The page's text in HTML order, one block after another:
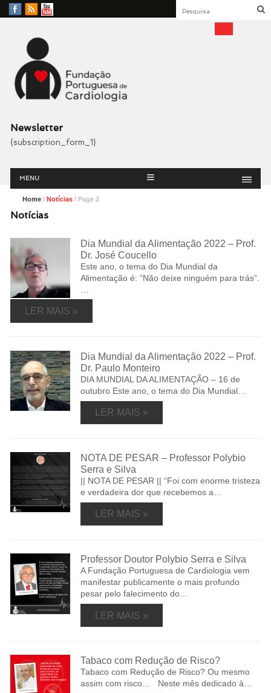
Facebook
RSS
YouTube
Fundação Portuguesa
Cardiologia
Newsletter
{subscription_form_1}
Menu
MENU
Home/ Notícias/ Page 2
Notícias
Dia Mundial da Alimentação 2022 – Prof.
Dr. José Coucello
Este ano, o tema do Dia Mundial da
Alimentação é: “Não deixe ninguém para trás”.
LER MAIS »
Dia Mundial da Alimentação 2022 – Prof.
Dr. Paulo Monteiro
DIA MUNDIAL DA ALIMENTAÇÃO – 16 de
outubro Este ano, o tema do Dia Mundial…
LER MAIS »
NOTA DE PESAR – Professor Polybio
Serra e Silva
|| NOTA DE PESAR || “Foi com enorme tristeza
e verdadeira dor que recebemos a…
LER MAIS »
Professor Doutor Polybio Serra e Silva
A Fundação Portuguesa de Cardiologia vem
manifestar publicamente o mais profundo
pesar pelo falecimento do…
LER MAIS »
Tabaco com Redução de Risco?
Tabaco com Redução de Risco? Ou mesmo
assim com risco… Neste mês dedicado à…